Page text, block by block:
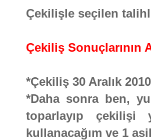
Çekilişle seçilen
Çekiliş Sonuçlarının
*Çekiliş 30 Aralık
*Daha sonra ben,
toparlayıp çekilişi
kullanacağım ve 1